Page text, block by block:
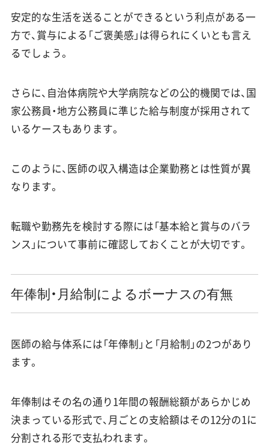
安定的な生活を送ることができるという利点がある一
方で、賞与による「ご褒美感」は得られにくいとも言え
るでしょう。
さらに、自治体病院や大学病院などの公的機関では、国
家公務員・地方公務員に準じた給与制度が採用されて
いるケースもあります。
このように、医師の収入構造は企業勤務とは性質が異
なります。
転職や勤務先を検討する際には「基本給と賞与のバラ
ンス」について事前に確認しておくことが大切です。
年俸制・月給制によるボーナスの有無
医師の給与体系には「年俸制」と「月給制」の2つがあり
ます。
年俸制はその名の通り1年間の報酬総額があらかじめ
決まっている形式で、月ごとの支給額はその12分の1に
分割される形で支払われます。